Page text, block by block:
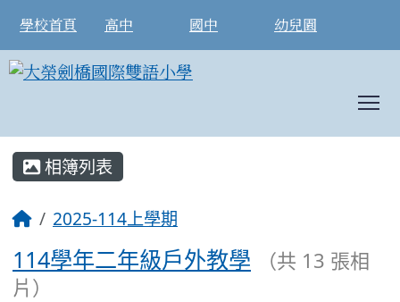
學校首頁 高中 國中 幼兒園
相簿列表
2025-114上學期
114學年二年級戶外教學
（共 13 張相
片）